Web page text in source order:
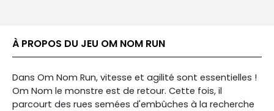
À PROPOS DU JEU OM NOM RUN
Dans Om Nom Run, vitesse et agilité sont essentielles !
Om Nom le monstre est de retour. Cette fois, il
parcourt des rues semées d'embûches à la recherche